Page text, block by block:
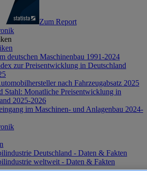
Zum Report
deutschen Maschinenbau 1991-2024
zur Preisentwicklung in Deutschland
nach Fahrzeugabsatz 2025
Stahl: Monatliche Preisentwicklung in
2025-2026
im Maschinen- und Anlagenbau 2024-
Deutschland - Daten & Fakten
weltweit - Daten & Fakten